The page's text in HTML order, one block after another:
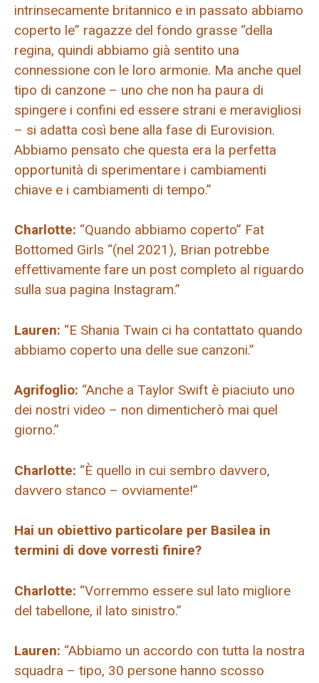
intrinsecamente britannico e in passato abbiamo
coperto le” ragazze del fondo grasse “della
regina, quindi abbiamo già sentito una
connessione con le loro armonie. Ma anche quel
tipo di canzone – uno che non ha paura di
spingere i confini ed essere strani e meravigliosi
– si adatta così bene alla fase di Eurovision.
Abbiamo pensato che questa era la perfetta
opportunità di sperimentare i cambiamenti
chiave e i cambiamenti di tempo.”
Charlotte: “Quando abbiamo coperto” Fat
Bottomed Girls “(nel 2021), Brian potrebbe
effettivamente fare un post completo al riguardo
sulla sua pagina Instagram.”
Lauren: “E Shania Twain ci ha contattato quando
abbiamo coperto una delle sue canzoni.”
Agrifoglio: “Anche a Taylor Swift è piaciuto uno
dei nostri video – non dimenticherò mai quel
giorno.”
Charlotte: “È quello in cui sembro davvero,
davvero stanco – ovviamente!”
Hai un obiettivo particolare per Basilea in
termini di dove vorresti finire?
Charlotte: “Vorremmo essere sul lato migliore
del tabellone, il lato sinistro.”
Lauren: “Abbiamo un accordo con tutta la nostra
squadra – tipo, 30 persone hanno scosso